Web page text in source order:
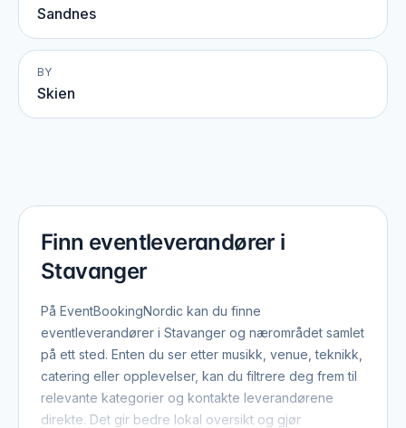
Sandnes
BY
Skien
Finn eventleverandører i
Stavanger
På EventBookingNordic kan du finne
eventleverandører i Stavanger og nærområdet samlet
på ett sted. Enten du ser etter musikk, venue, teknikk,
catering eller opplevelser, kan du filtrere deg frem til
relevante kategorier og kontakte leverandørene
direkte. Det gir bedre lokal oversikt og gjør